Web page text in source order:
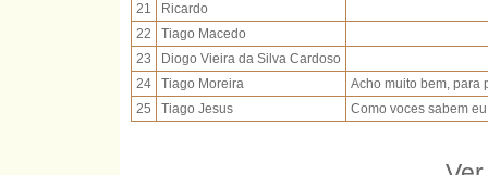
21
Ricardo
22
Tiago Macedo
23
Diogo Vieira da Silva Cardoso
24
Tiago Moreira
Acho muito bem, para
25
Tiago Jesus Como voces sabem